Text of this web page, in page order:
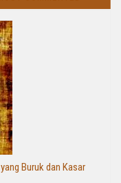
Buruk dan Kasar